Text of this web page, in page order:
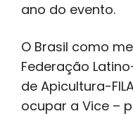
ano do evento.
O Brasil como
Federação
de Apicultura-
ocupar a Vice –